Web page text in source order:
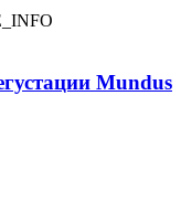
Mundus